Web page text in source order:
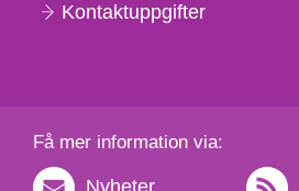
Kontaktuppgifter
Få mer information via:
Nyheter